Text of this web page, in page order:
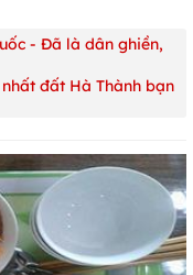
- Đã là dân ghiền,
đất Hà Thành bạn